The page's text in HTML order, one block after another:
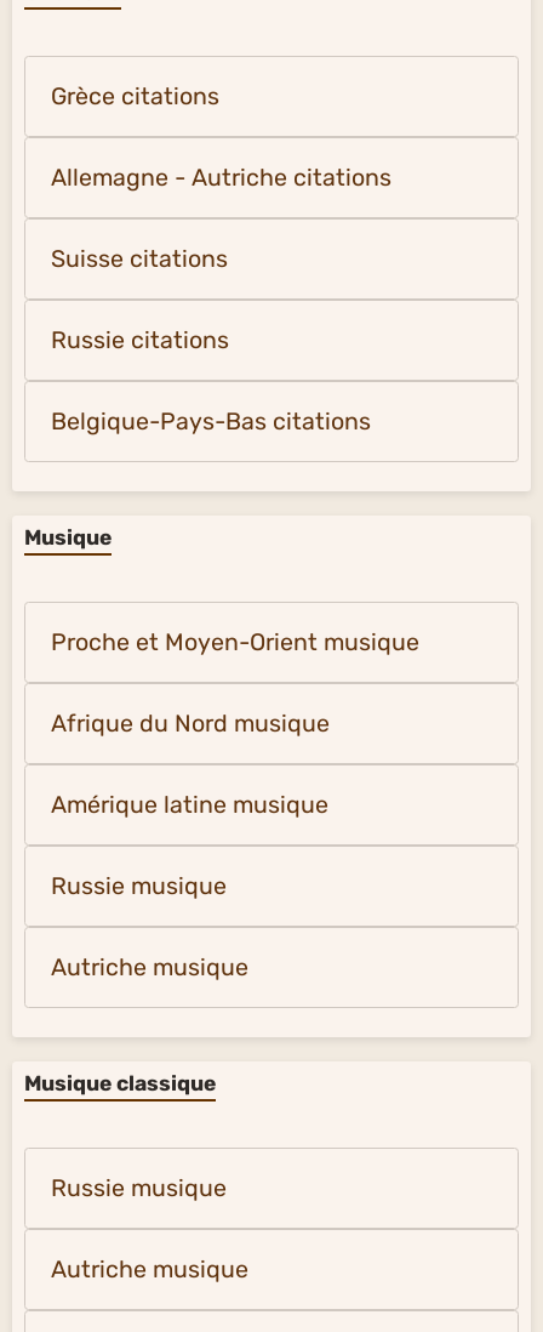
Grèce citations
Allemagne - Autriche citations
Suisse citations
Russie citations
Belgique-Pays-Bas citations
Musique
Proche et Moyen-Orient musique
Afrique du Nord musique
Amérique latine musique
Russie musique
Autriche musique
Musique classique
Russie musique
Autriche musique